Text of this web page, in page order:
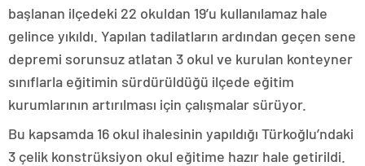
başlanan ilçedeki 22 okuldan 19’u kullanılamaz hale
gelince yıkıldı. Yapılan tadilatların ardından geçen sene
depremi sorunsuz atlatan 3 okul ve kurulan konteyner
sınıflarla eğitimin sürdürüldüğü ilçede eğitim
kurumlarının artırılması için çalışmalar sürüyor.
Bu kapsamda 16 okul ihalesinin yapıldığı Türkoğlu’ndaki
3 çelik konstrüksiyon okul eğitime hazır hale getirildi.